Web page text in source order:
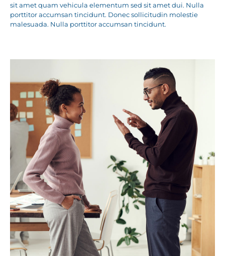
sit amet quam vehicula elementum sed sit amet dui. Nulla
porttitor accumsan tincidunt. Donec sollicitudin molestie
malesuada. Nulla porttitor accumsan tincidunt.